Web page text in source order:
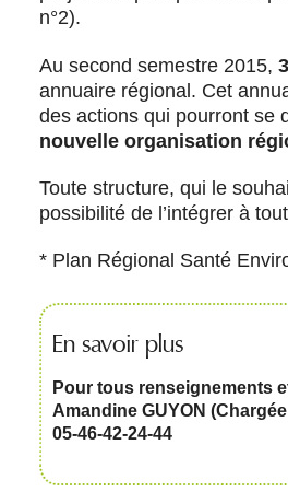
n°2).
Au second semestre 2015,
annuaire régional. Cet
des actions qui pourront se
nouvelle organisation
Toute structure, qui le
possibilité de l’intégrer à
* Plan Régional Santé
En savoir plus
Pour tous renseignements
Amandine GUYON
05-46-42-24-44